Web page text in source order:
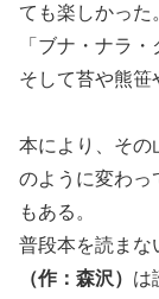
ても楽しかった
「ブナ・ナラ
そして苔や熊笹
本により、その
のように変わっ
もある。
普段本を読まな
（作：森沢） は